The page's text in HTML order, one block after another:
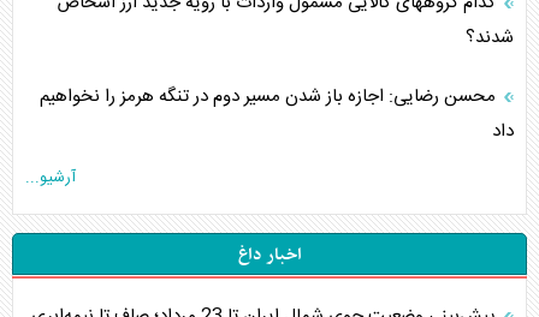
شدند؟
محسن رضایی: اجازه باز شدن مسیر دوم در تنگه هرمز را نخواهیم
داد
آرشیو...
اخبار داغ